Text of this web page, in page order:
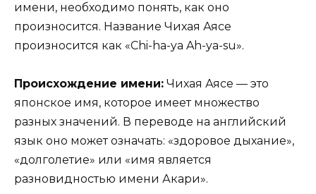
имени, необходимо понять, как оно
произносится. Название Чихая Аясе
произносится как «Chi-ha-ya Ah-ya-su».
Происхождение имени: Чихая Аясе — это
японское имя, которое имеет множество
разных значений. В переводе на английский
язык оно может означать: «здоровое дыхание»,
«долголетие» или «имя является
разновидностью имени Акари».